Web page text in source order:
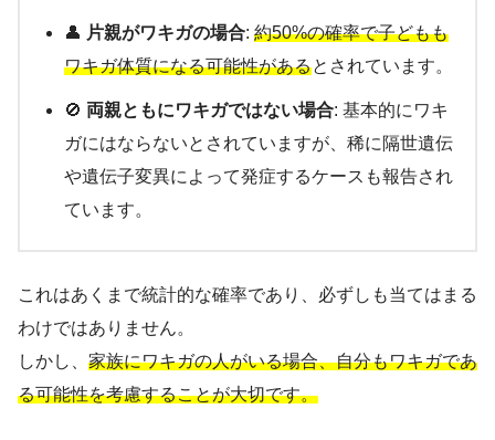
👤 片親がワキガの場合: 約50%の確率で子どもも
ワキガ体質になる可能性があるとされています。
🚫 両親ともにワキガではない場合: 基本的にワキ
ガにはならないとされていますが、稀に隔世遺伝
や遺伝子変異によって発症するケースも報告され
ています。
これはあくまで統計的な確率であり、必ずしも当てはまる
わけではありません。
しかし、 家族にワキガの人がいる場合、自分もワキガであ
る可能性を考慮することが大切です。